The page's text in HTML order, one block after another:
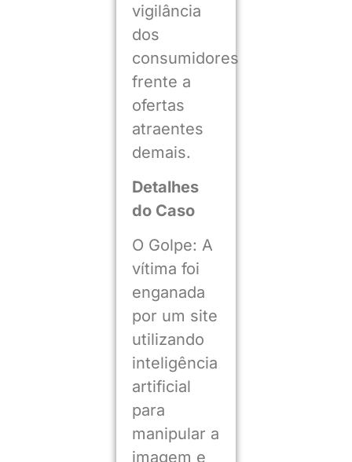
vigilância
dos
consumidores
frente a
ofertas
atraentes
demais.
Detalhes
do Caso
O Golpe: A
vítima foi
enganada
por um site
utilizando
inteligência
artificial
para
manipular a
imagem e